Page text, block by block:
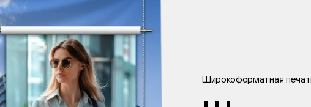
Широкоформатная